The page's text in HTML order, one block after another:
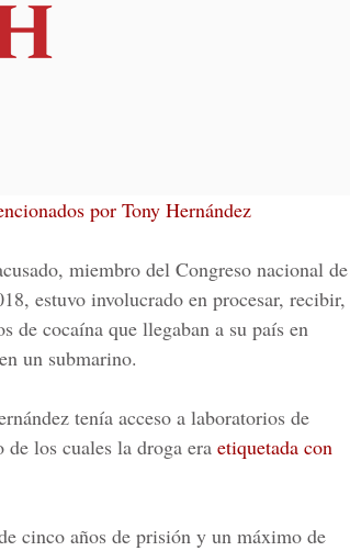
por Tony Hernández
miembro del Congreso nacional de
estuvo involucrado en procesar, recibir,
de cocaína que llegaban a su país en
un submarino.
tenía acceso a laboratorios de
de los cuales la droga era etiquetada con
cinco años de prisión y un máximo de